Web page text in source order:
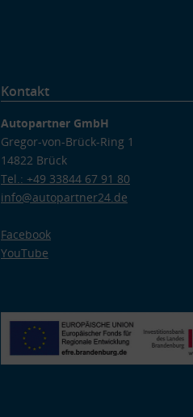
Kontakt
Autopartner GmbH
Gregor-von-Brück-Ring 1
14822 Brück
Tel.: +49 33844 67 91 80
info@autopartner24.de
Facebook
YouTube